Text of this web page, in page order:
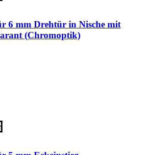
6 mm Drehtür in Nische mit
(Chromoptik)